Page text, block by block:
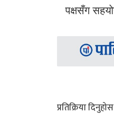
पक्षसँग
प्रतिक्रिया